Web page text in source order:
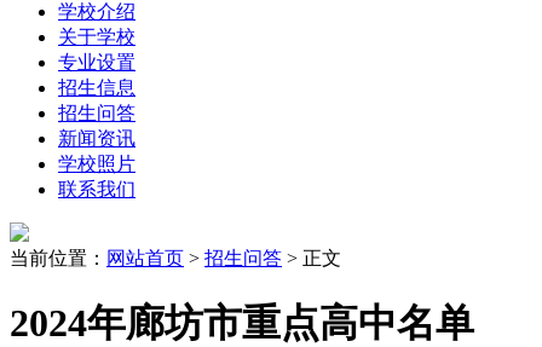
学校介绍
关于学校
专业设置
招生信息
招生问答
新闻资讯
学校照片
联系我们
当前位置： 网站首页 > 招生问答 > 正文
2024年廊坊市重点高中名单